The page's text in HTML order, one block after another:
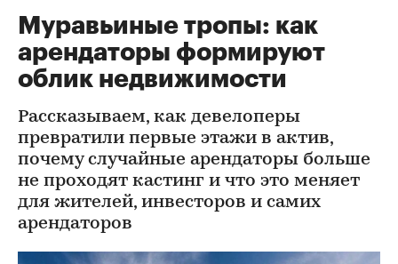
Муравьиные тропы: как
арендаторы формируют
облик недвижимости
Рассказываем, как девелоперы
превратили первые этажи в актив,
почему случайные арендаторы больше
не проходят кастинг и что это меняет
для жителей, инвесторов и самих
арендаторов